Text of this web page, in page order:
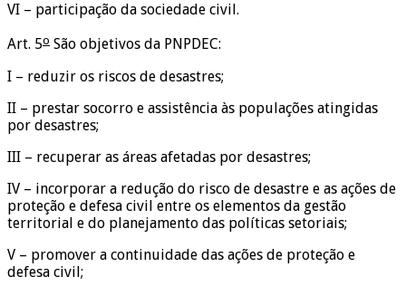
VI – participação da sociedade civil.
Art. 5o São objetivos da PNPDEC:
I – reduzir os riscos de desastres;
II – prestar socorro e assistência às populações atingidas
por desastres;
III – recuperar as áreas afetadas por desastres;
IV – incorporar a redução do risco de desastre e as ações de
proteção e defesa civil entre os elementos da gestão
territorial e do planejamento das políticas setoriais;
V – promover a continuidade das ações de proteção e
defesa civil;